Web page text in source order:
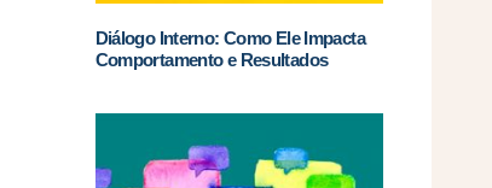
Diálogo Interno: Como Ele Impacta
Comportamento e Resultados